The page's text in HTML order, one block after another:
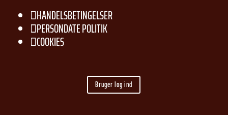
HANDELSBETINGELSER
PERSONDATE POLITIK
COOKIES
Bruger log ind